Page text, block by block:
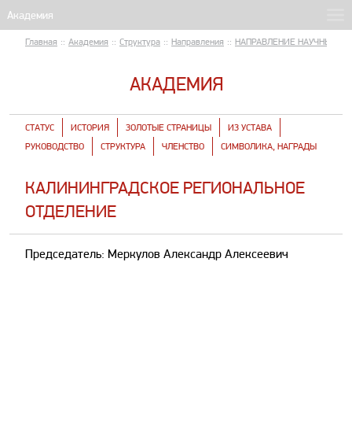
Главная :: Академия :: Структура :: Направления :: НАПРАВЛЕНИЕ НАУЧНЫЕ
АКАДЕМИЯ
СТАТУС ИСТОРИЯ ЗОЛОТЫЕ СТРАНИЦЫ
ИЗ УСТАВА
РУКОВОДСТВО
СТРУКТУРА ЧЛЕНСТВО СИМВОЛИКА, НАГРАДЫ
КАЛИНИНГРАДСКОЕ РЕГИОНАЛЬНОЕ
ОТДЕЛЕНИЕ
Председатель: Меркулов Александр Алексеевич